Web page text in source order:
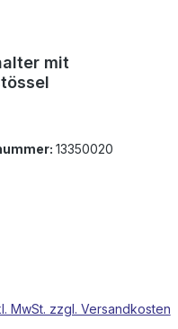
mit
13350020
Preis:
MwSt. zzgl. Versandkosten